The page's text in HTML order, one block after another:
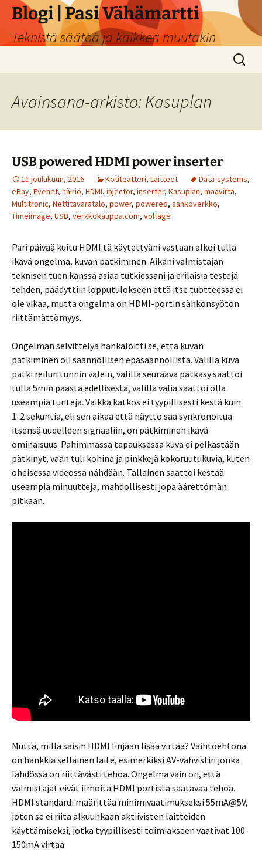
Siirry
sisältöön
Blogi | Pasi Vähämartti
Teknistä säätöä ja kaikkea muutakin
Haku:
Avainsana-arkisto: Kasuplan
USB powered HDMI power inserter
11 joulukuun, 2016 Kotiteatteri, Laitteet Data-systems,
eBay, Evenet, häiriö, HDMI, injector, inserter, Kasuplan, maavirta,
Multitronic, Nettitavaratalo, power, powered, sähköverkko,
Timeimage, USB, verkkokauppa.com, voltage
Pari päivää kuitu HDMI:tä käytettyäni vastaan alkoi tulla
ikävä ongelma, kuvan pätkiminen. Aikani valmistajan
teknisen tuen kanssa asiaa tutkiessani ja erilaisia testejä
tehden, päädyttiin lopputulokseen että itse tuotteessa ei
ole vikaa, mutta ongelma on HDMI-portin sähkönsyötön
riittämättömyys.
Ongelman selvittelyä hankaloitti se, että kuvan
pätkiminen oli säännöllisen epäsäännöllistä. Välillä kuva
pätki reilun tunnin välein, välillä seuraava pätkäsy saattoi
tulla 5min päästä edellisestä, välillä väliä saattoi olla
useampia tunteja. Vaikka katkos ei tyypillisesti kestä kuin
1-2 sekuntia, eli sen aikaa että näyttö saa synkronoitua
itsensä uudelleen signaaliin, on pätkiminen ikävä
ominaisuus. Pahimmassa tapauksessa kuva ei pelkästään
pätkinyt, vaan tuli kohina ja pinkkejä kokoruutukuvia, kuten
oheisessa videossa nähdään. Tällainen saattoi kestää
useampia minuutteja, mahdollisesti jopa äärettömän
pitkään.
Mutta, millä saisin HDMI linjaan lisää virtaa? Vaihtoehtona
on hankkia sellainen laite, esimerkiksi AV-vahvistin jonka
lähdössä on riittävästi tehoa. Ongelma vain on, että
valmistajat eivät ilmoita HDMI portista saatavaa tehoa.
HDMI standardi määrittää minimivaatimukseksi 55mA@5V,
joten se ei riitä alkuunkaan aktiivisten laitteiden
käyttämiseksi, jotka tyypillisesti toimiakseen vaativat 100-
150mA virtaa.